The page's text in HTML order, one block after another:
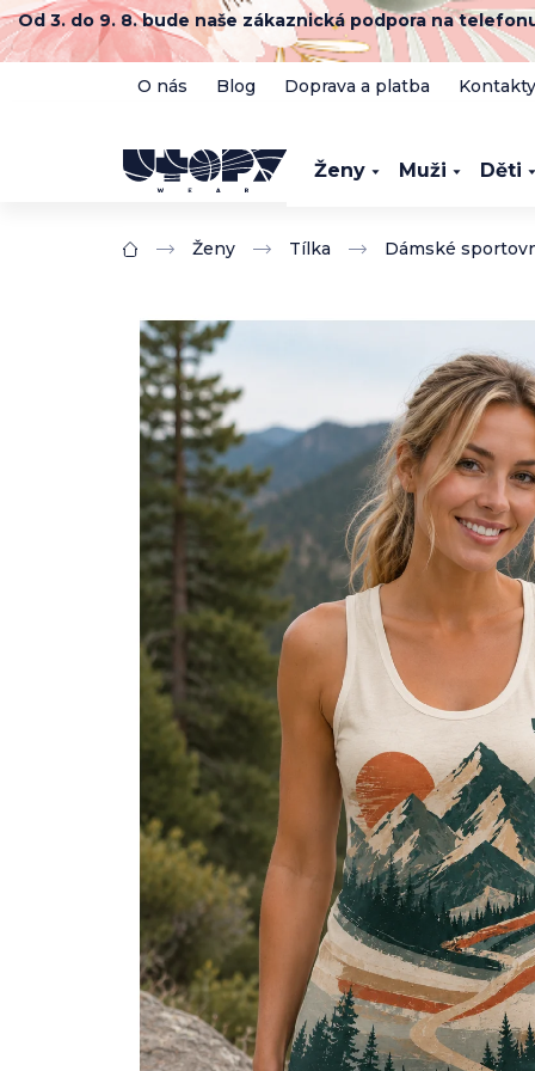
Přejít
na
obsah
Od 3. do 9. 8. bude naše zákaznická podpora na
O nás Blog Doprava a platba Kontakty
Ženy Muži Děti
Domů Ženy Tílka Dámské